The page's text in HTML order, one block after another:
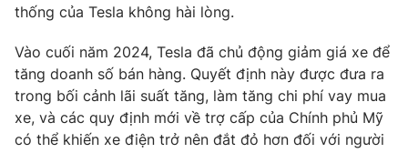
® Cấm sao chép dưới mọi hình thức nếu không có sự chấp
thuận bằng văn bản. Ghi rõ nguồn VTV.vn khi phát hành lại
thông tin từ website này.
thống của Tesla không hài lòng.
Vào cuối năm 2024, Tesla đã chủ động giảm giá xe để
tăng doanh số bán hàng. Quyết định này được đưa ra
trong bối cảnh lãi suất tăng, làm tăng chi phí vay mua
xe, và các quy định mới về trợ cấp của Chính phủ Mỹ
có thể khiến xe điện trở nên đắt đỏ hơn đối với người